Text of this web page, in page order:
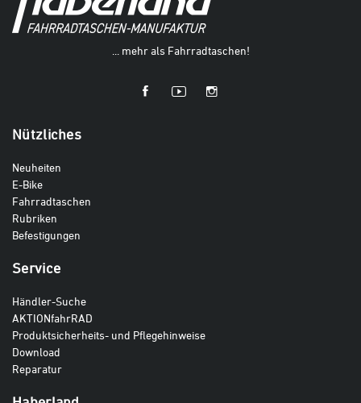
... mehr als Fahrradtaschen!
Nützliches
Neuheiten
E-Bike
Fahrradtaschen
Rubriken
Befestigungen
Service
Händler-Suche
AKTIONfahrRAD
Produktsicherheits- und Pflegehinweise
Download
Reparatur